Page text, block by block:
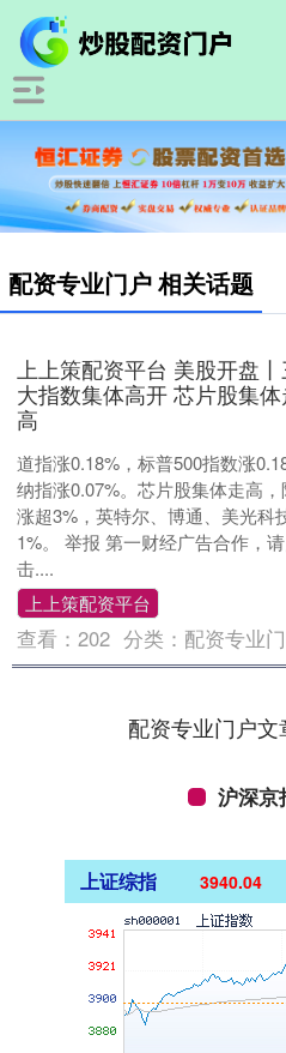
配资专业门户 相关话题
上上策配资平台 美股开盘丨
大指数集体高开 芯片股集体
高
道指涨0.18%，标普500指数涨
纳指涨0.07%。芯片股集体走高
涨超3%，英特尔、博通、美光科
1%。 举报 第一财经广告合作，
击....
上上策配资平台
查看：202 分类： 配资专业
配资专业门户
沪深京
上证综指 3940.04